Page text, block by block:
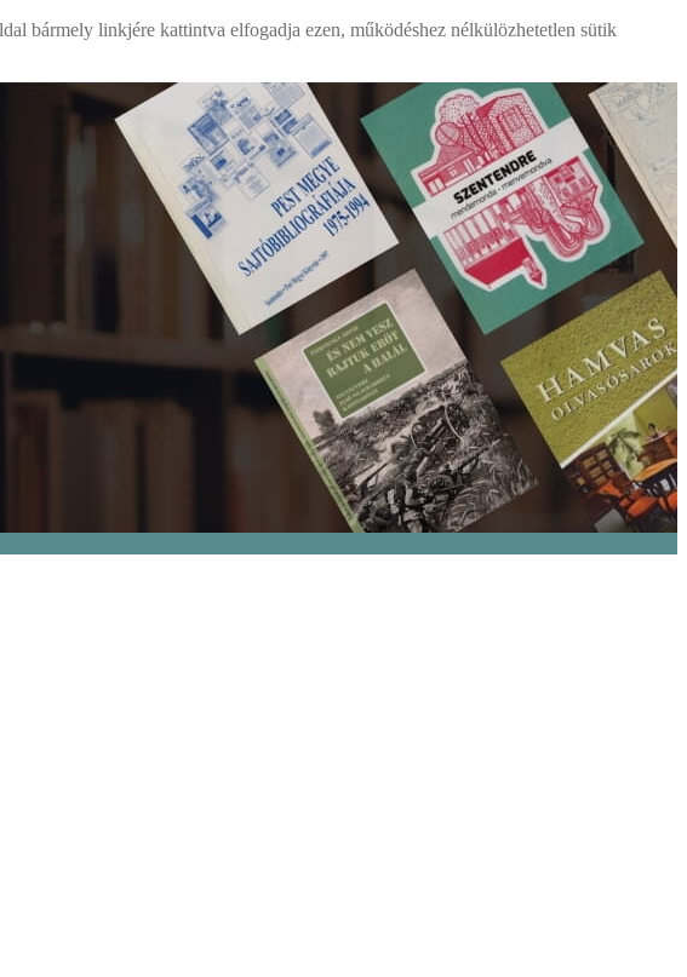
bármely linkjére kattintva elfogadja ezen, működéshez nélkülözhetetlen sütik